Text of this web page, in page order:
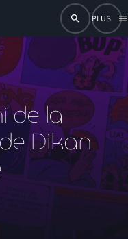
search
menu
close
de la
Dikan